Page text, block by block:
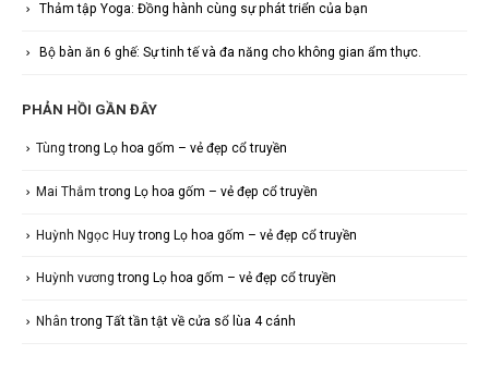
Thảm tập Yoga: Đồng hành cùng sự phát triển của bạn
Bộ bàn ăn 6 ghế: Sự tinh tế và đa năng cho không gian ẩm thực.
PHẢN HỒI GẦN ĐÂY
Tùng trong Lọ hoa gốm – vẻ đẹp cổ truyền
Mai Thắm trong Lọ hoa gốm – vẻ đẹp cổ truyền
Huỳnh Ngọc Huytrong Lọ hoa gốm – vẻ đẹp cổ truyền
Huỳnh vương trong Lọ hoa gốm – vẻ đẹp cổ truyền
Nhân trong Tất tần tật về cửa sổ lùa 4 cánh